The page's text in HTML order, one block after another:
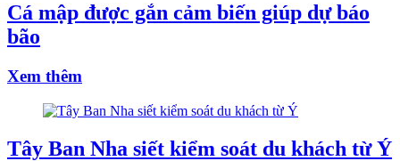
Cá mập được gắn cảm biến giúp dự báo
bão
Xem thêm
Tây Ban Nha siết kiểm soát du khách từ Ý